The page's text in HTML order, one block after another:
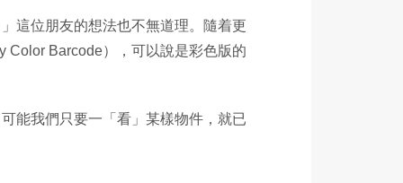
這位朋友的想法也不無道理。隨着更
Color Barcode），可以說是彩色版的
能我們只要一「看」某樣物件，就已